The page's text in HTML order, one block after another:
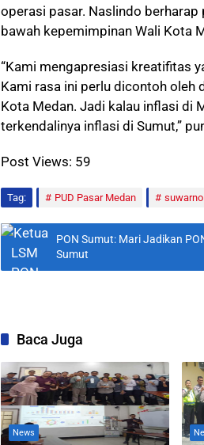
operasi pasar. Naslindo
bawah kepemimpinan Wali Kota
“Kami mengapresiasi kreatifitas
Kami rasa ini perlu dicontoh oleh
Kota Medan. Jadi kalau inflasi di
terkendalinya inflasi di Sumut,”
Post Views: 59
Tag: PUD Pasar Medan suwarno
PON Sumut: Mari Jadikan
Sumut
Baca Juga
News